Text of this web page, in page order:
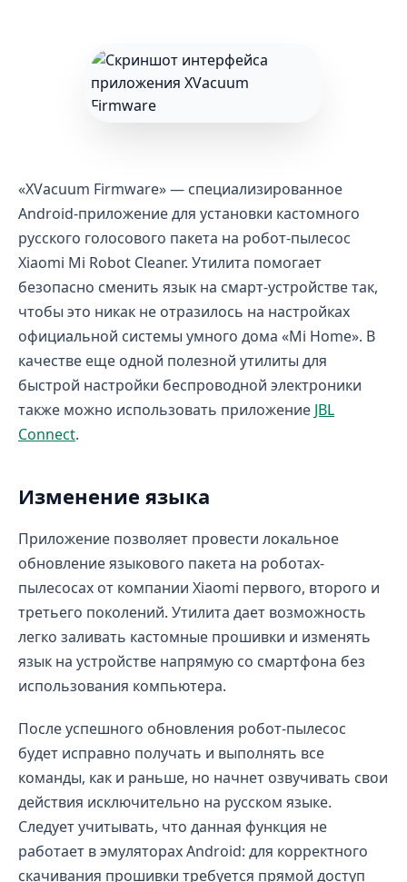
«XVacuum Firmware» — специализированное
Android-приложение для установки кастомного
русского голосового пакета на робот-пылесос
Xiaomi Mi Robot Cleaner. Утилита помогает
безопасно сменить язык на смарт-устройстве так,
чтобы это никак не отразилось на настройках
официальной системы умного дома «Mi Home». В
качестве еще одной полезной утилиты для
быстрой настройки беспроводной электроники
также можно использовать приложение JBL
Connect.
Изменение языка
Приложение позволяет провести локальное
обновление языкового пакета на роботах-
пылесосах от компании Xiaomi первого, второго и
третьего поколений. Утилита дает возможность
легко заливать кастомные прошивки и изменять
язык на устройстве напрямую со смартфона без
использования компьютера.
После успешного обновления робот-пылесос
будет исправно получать и выполнять все
команды, как и раньше, но начнет озвучивать свои
действия исключительно на русском языке.
Следует учитывать, что данная функция не
работает в эмуляторах Android: для корректного
скачивания прошивки требуется прямой доступ